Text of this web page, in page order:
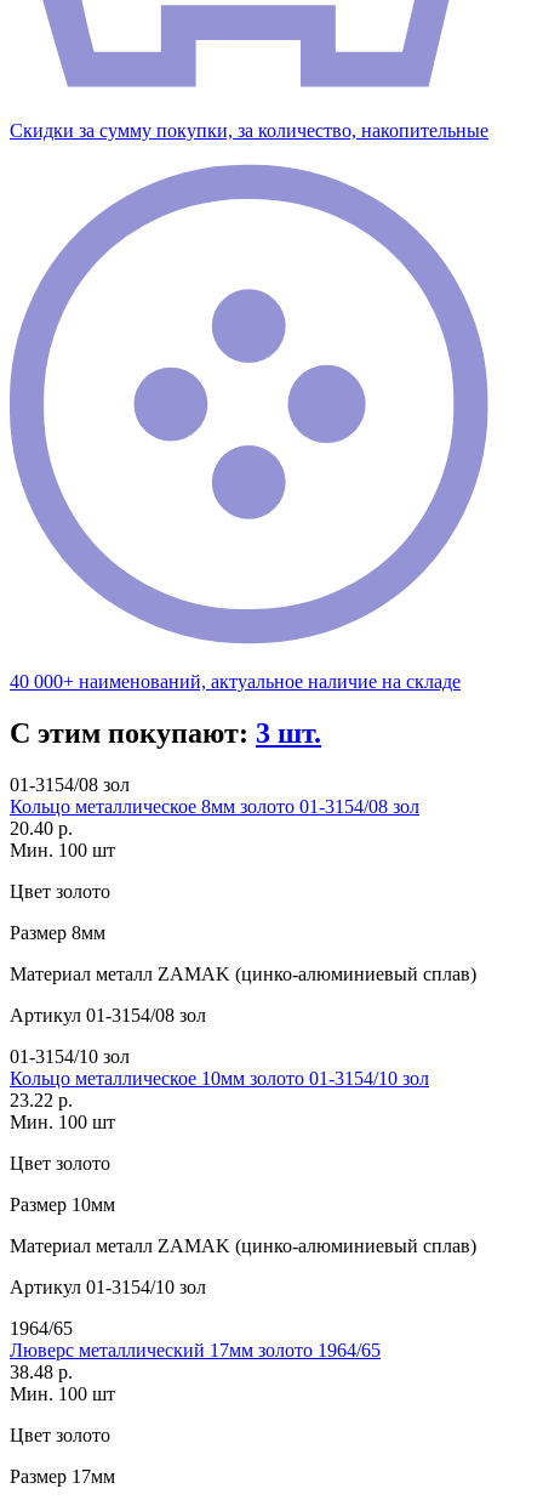
Скидки за сумму покупки, за количество, накопительные
40 000+ наименований, актуальное наличие на складе
С этим покупают: 3 шт.
01-3154/08 зол
Кольцо металлическое 8мм золото 01-3154/08 зол
20.40 р.
Мин. 100 шт
Цвет золото
Размер 8мм
Материал металл ZAMAK (цинко-алюминиевый сплав)
Артикул 01-3154/08 зол
01-3154/10 зол
Кольцо металлическое 10мм золото 01-3154/10 зол
23.22 р.
Мин. 100 шт
Цвет золото
Размер 10мм
Материал металл ZAMAK (цинко-алюминиевый сплав)
Артикул 01-3154/10 зол
1964/65
Люверс металлический 17мм золото 1964/65
38.48 р.
Мин. 100 шт
Цвет золото
Размер 17мм